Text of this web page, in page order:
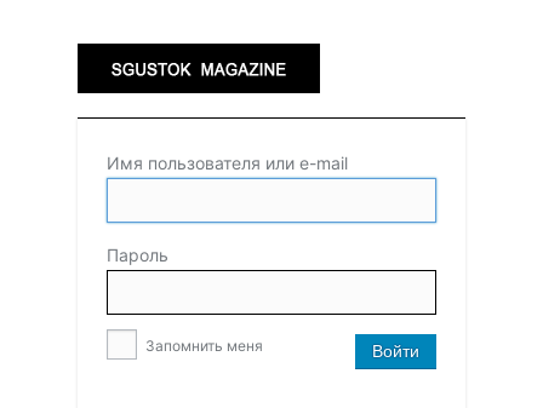
Имя пользователя или e-mail
Пароль
Запомнить меня